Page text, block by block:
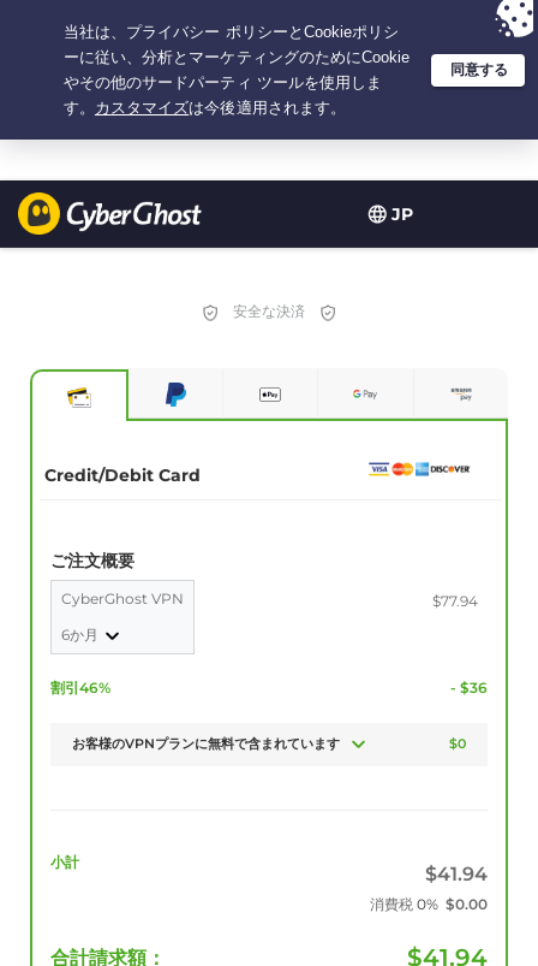
JP
選択プラン：2.1666666666667年間 $ 2.19 /月の 大特価
安全な決済
Credit/Debit Card
ご注文概要
CyberGhost VPN
6か月
$77.94
割引46% - $36
お客様のVPNプランに無料で含まれています $0
小計
$41.94
消費税 0% $0.00
合計請求額： $41.94